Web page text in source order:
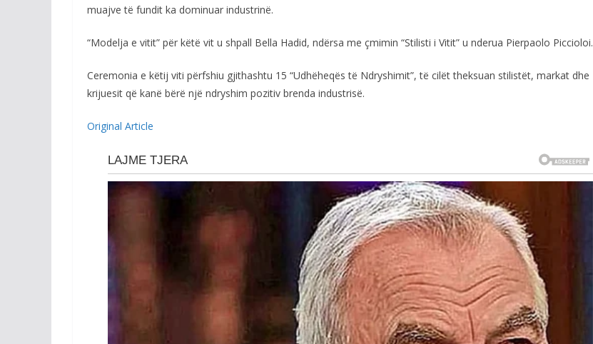
muajve të fundit ka dominuar industrinë.
“Modelja e vitit” për këtë vit u shpall Bella Hadid, ndërsa me çmimin “Stilisti i Vitit” u nderua Pierpaolo Piccioloi.
Ceremonia e këtij viti përfshiu gjithashtu 15 “Udhëheqës të Ndryshimit”, të cilët theksuan stilistët, markat dhe
krijuesit që kanë bërë një ndryshim pozitiv brenda industrisë.
Original Article